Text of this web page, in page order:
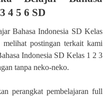
4 5 6 SD
Bahasa Indonesia SD Kelas
postingan terkait kami
Indonesia SD Kelas 1 2 3
tanpa neko-neko.
perangkat pembelajaran full